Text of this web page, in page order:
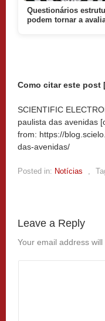
Questionários
podem tornar a
Como citar este post
SCIENTIFIC
paulista das avenidas
from: https://
das-avenidas/
Posted in: Notícias
Leave a Reply
Your email address will